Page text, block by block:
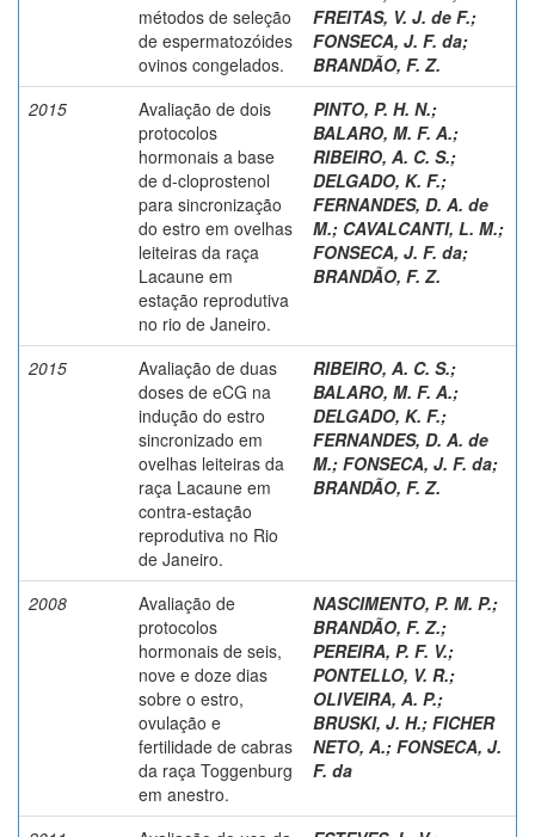
métodos de seleção
de espermatozóides
ovinos congelados.
FREITAS, V. J. de F.;
FONSECA, J. F. da;
BRANDÃO, F. Z.
2015
Avaliação de dois
protocolos
hormonais a base
de d-cloprostenol
para sincronização
do estro em ovelhas
leiteiras da raça
Lacaune em
estação reprodutiva
no rio de Janeiro.
PINTO, P. H. N.;
BALARO, M. F. A.;
RIBEIRO, A. C. S.;
DELGADO, K. F.;
FERNANDES, D. A. de
M.; CAVALCANTI, L. M.;
FONSECA, J. F. da;
BRANDÃO, F. Z.
2015
Avaliação de duas
doses de eCG na
indução do estro
sincronizado em
ovelhas leiteiras da
raça Lacaune em
contra-estação
reprodutiva no Rio
de Janeiro.
RIBEIRO, A. C. S.;
BALARO, M. F. A.;
DELGADO, K. F.;
FERNANDES, D. A. de
M.; FONSECA, J. F. da;
BRANDÃO, F. Z.
2008
Avaliação de
protocolos
hormonais de seis,
nove e doze dias
sobre o estro,
ovulação e
fertilidade de cabras
da raça Toggenburg
em anestro.
NASCIMENTO, P. M. P.;
BRANDÃO, F. Z.;
PEREIRA, P. F. V.;
PONTELLO, V. R.;
OLIVEIRA, A. P.;
BRUSKI, J. H.; FICHER
NETO, A.; FONSECA, J.
F. da